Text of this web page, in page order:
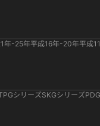
年-25年平成16年-20年平成
シリーズSKGシリーズ